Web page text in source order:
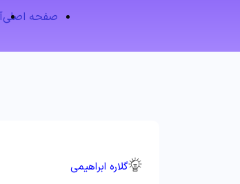
صفحه اصلی
گلاره ابراهیمی